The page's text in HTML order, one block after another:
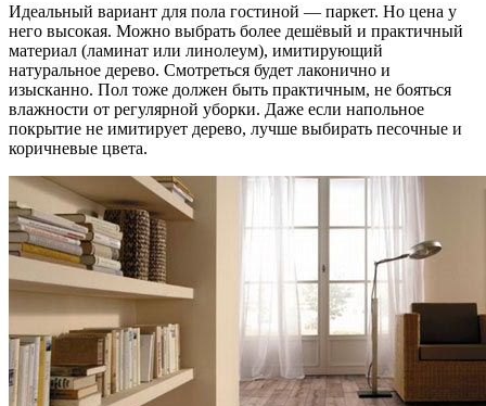
Идеальный вариант для пола гостиной — паркет. Но цена у
него высокая. Можно выбрать более дешёвый и практичный
материал (ламинат или линолеум), имитирующий
натуральное дерево. Смотреться будет лаконично и
изысканно. Пол тоже должен быть практичным, не бояться
влажности от регулярной уборки. Даже если напольное
покрытие не имитирует дерево, лучше выбирать песочные и
коричневые цвета.